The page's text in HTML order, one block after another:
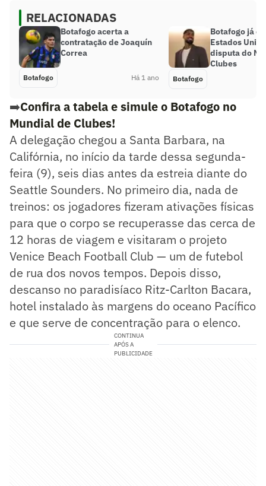
RELACIONADAS
Botafogo acerta a
contratação de Joaquín
Correa
Botafogo Há 1 ano
Botafogo já
Estados
disputa do
Clubes
Botafogo
➡️Confira a tabela e simule o Botafogo no
Mundial de Clubes!
A delegação chegou a Santa Barbara, na
Califórnia, no início da tarde dessa segunda-
feira (9), seis dias antes da estreia diante do
Seattle Sounders. No primeiro dia, nada de
treinos: os jogadores fizeram ativações físicas
para que o corpo se recuperasse das cerca de
12 horas de viagem e visitaram o projeto
Venice Beach Football Club — um de futebol
de rua dos novos tempos. Depois disso,
descanso no paradisíaco Ritz-Carlton Bacara,
hotel instalado às margens do oceano Pacífico
e que serve de concentração para o elenco.
CONTINUA
APÓS A
PUBLICIDADE